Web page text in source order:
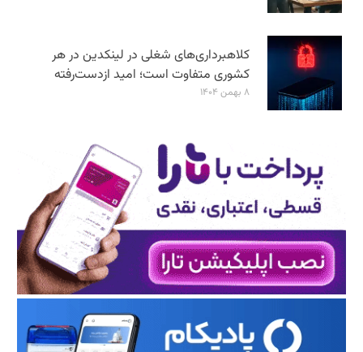
کلاهبرداری‌های شغلی در لینکدین در هر
کشوری متفاوت است؛ امید ازدست‌رفته
۸ بهمن ۱۴۰۴